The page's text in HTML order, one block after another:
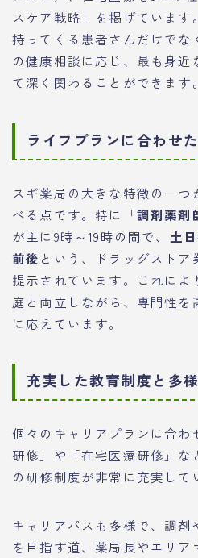
スケア戦略」を掲げています
持ってくる患者さんだけでな
の健康相談に応じ、最も身近
て深く関わることができます。
ライフプランに合わせ
スギ薬局の大きな特徴の一
べる点です。特に「調剤薬剤
が主に9時～19時の間で、 土
前後 という、ドラッグスト
提示されています。これによ
庭と両立しながら、専門性
に応えています。
充実した教育制度と多
個々のキャリアプランに合
研修」や「在宅医療研修」な
の研修制度が非常に充実して
キャリアパスも多様で、調剤
を目指す道、薬局長やエリ